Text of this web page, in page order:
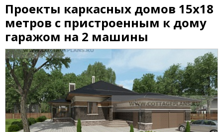
Проекты каркасных домов 15x18
метров с пристроенным к дому
гаражом на 2 машины